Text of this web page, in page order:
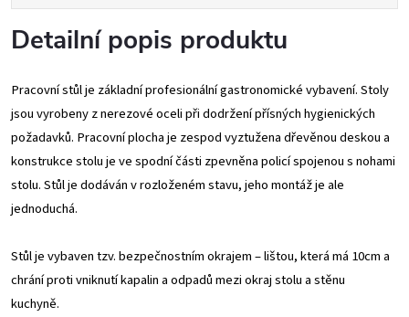
Detailní popis produktu
Pracovní stůl je základní profesionální gastronomické vybavení. Stoly
jsou vyrobeny z nerezové oceli při dodržení přísných hygienických
požadavků. Pracovní plocha je zespod vyztužena dřevěnou deskou a
konstrukce stolu je ve spodní části zpevněna policí spojenou s nohami
stolu. Stůl je dodáván v rozloženém stavu, jeho montáž je ale
jednoduchá.
Stůl je vybaven tzv. bezpečnostním okrajem – lištou, která má 10cm a
chrání proti vniknutí kapalin a odpadů mezi okraj stolu a stěnu
kuchyně.